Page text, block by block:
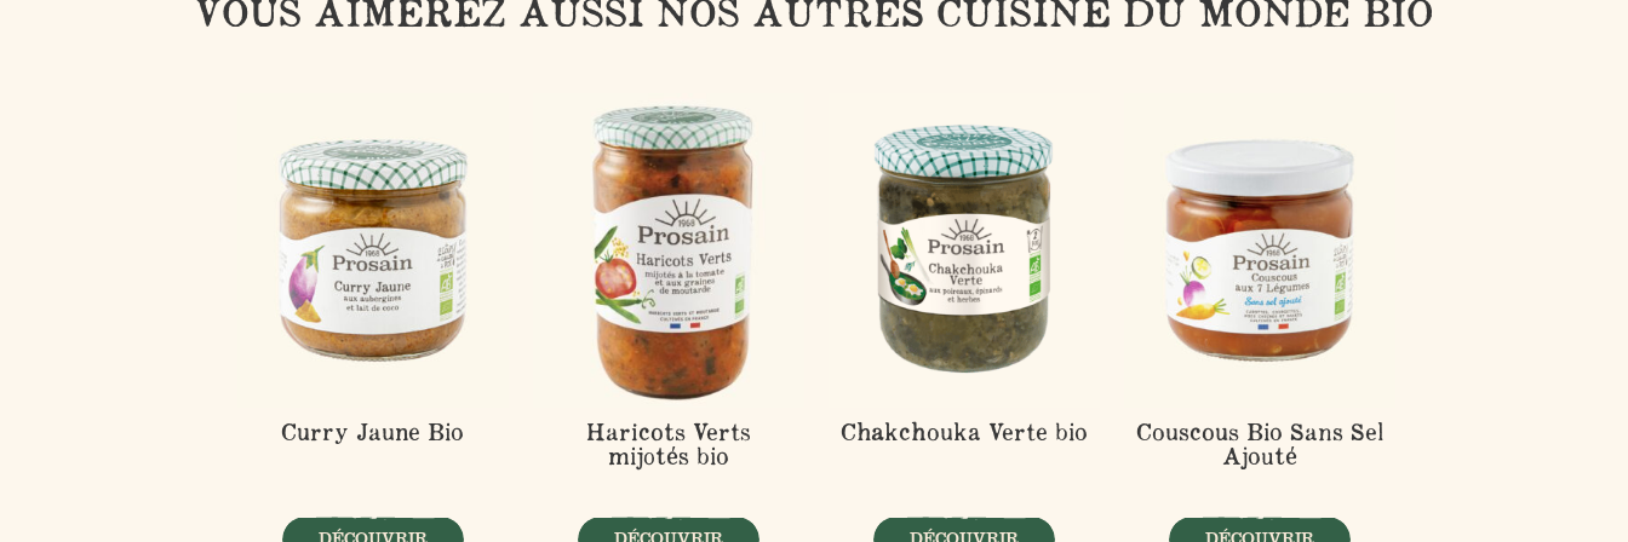
VOUS AIMEREZ AUSSI NOS AUTRES CUISINE DU MONDE BIO
Curry Jaune Bio
Haricots Verts
mijotés bio
Chakchouka Verte bio
Couscous Bio Sans Sel
Ajouté